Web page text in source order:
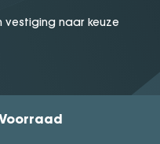
naar keuze